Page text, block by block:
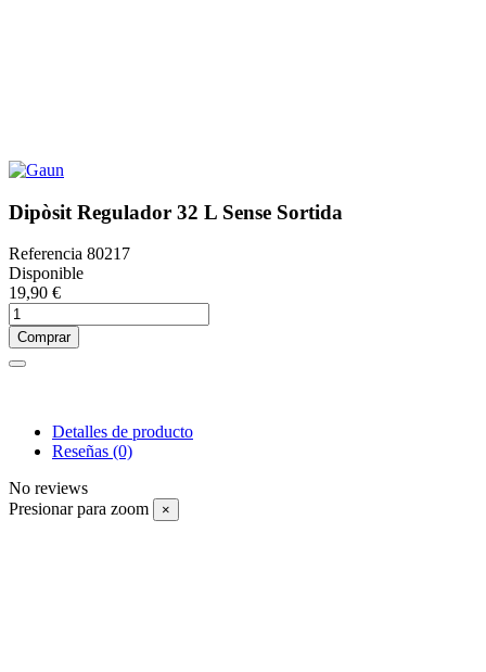
Dipòsit Regulador 32 L Sense Sortida
Referencia 80217
Disponible
19,90 €
Comprar
Detalles de producto
Reseñas (0)
No reviews
Presionar para zoom
×